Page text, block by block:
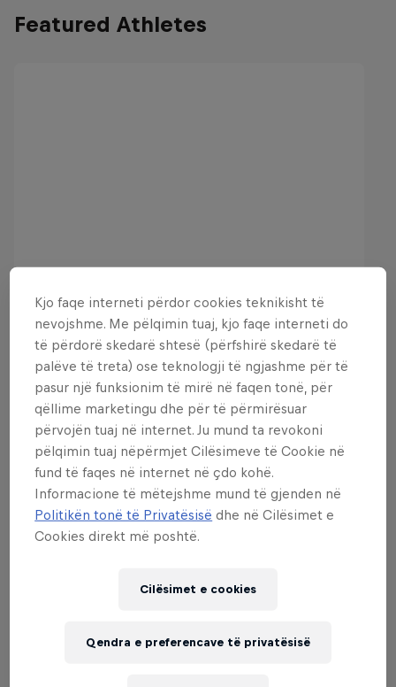
Featured Athletes
Kjo faqe interneti përdor cookies teknikisht të
nevojshme. Me pëlqimin tuaj, kjo faqe interneti do
të përdorë skedarë shtesë (përfshirë skedarë të
palëve të treta) ose teknologji të ngjashme për të
pasur një funksionim të mirë në faqen tonë, për
qëllime marketingu dhe për të përmirësuar
përvojën tuaj në internet. Ju mund ta revokoni
pëlqimin tuaj nëpërmjet Cilësimeve të Cookie në
fund të faqes në internet në çdo kohë.
Informacione të mëtejshme mund të gjenden në
Politikën tonë të Privatësisë dhe në Cilësimet e
Cookies direkt më poshtë.
Cilësimet e cookies
Qendra e preferencave të privatësisë